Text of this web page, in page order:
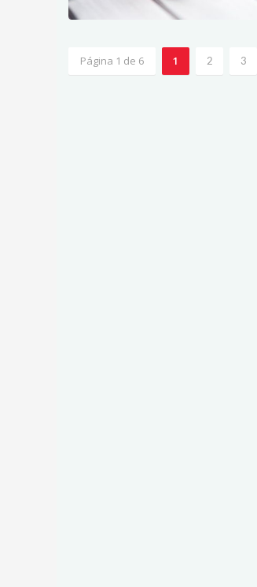
Página 1 de 6 1 2 3